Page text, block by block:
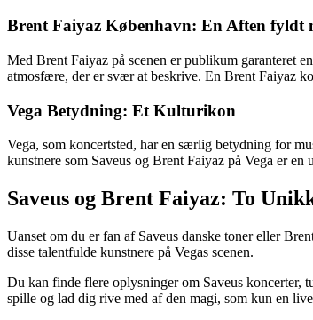
Brent Faiyaz København: En Aften fyldt
Med Brent Faiyaz på scenen er publikum garanteret
atmosfære, der er svær at beskrive. En Brent Faiyaz
Vega Betydning: Et Kulturikon
Vega, som koncertsted, har en særlig betydning for
kunstnere som Saveus og Brent Faiyaz på Vega er
Saveus og Brent Faiyaz: To
Uanset om du er fan af Saveus danske toner eller
disse talentfulde kunstnere på Vegas scenen.
Du kan finde flere oplysninger om Saveus koncerter,
spille og lad dig rive med af den magi, som kun en